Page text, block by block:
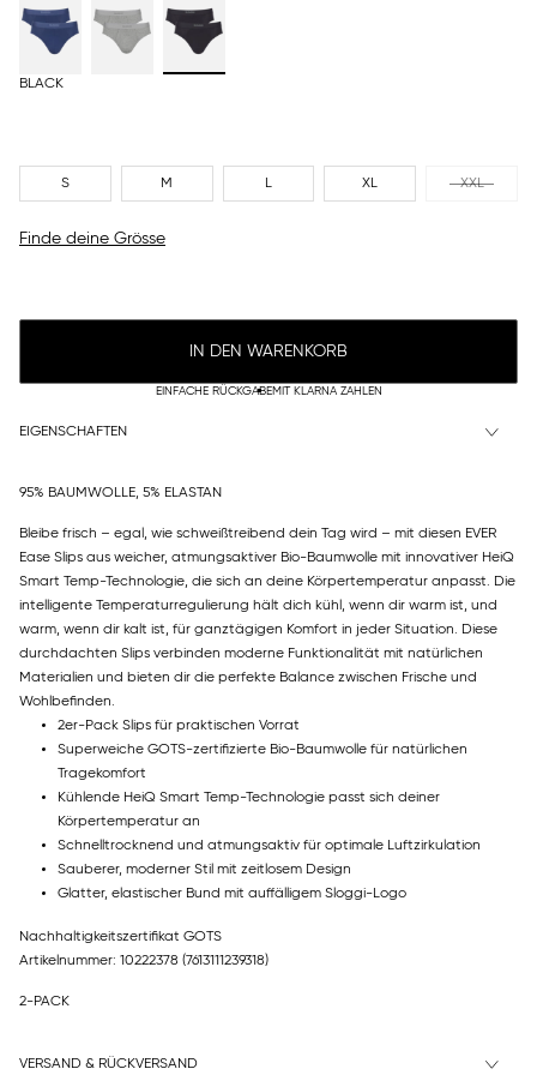
BLACK
S M L XL XXL
Finde deine Grösse
IN DEN WARENKORB
EINFACHE RÜCKGABEMIT KLARNA ZAHLEN
EIGENSCHAFTEN
95% BAUMWOLLE, 5% ELASTAN
Bleibe frisch – egal, wie schweißtreibend dein Tag wird – mit diesen EVER
Ease Slips aus weicher, atmungsaktiver Bio-Baumwolle mit innovativer HeiQ
Smart Temp-Technologie, die sich an deine Körpertemperatur anpasst. Die
intelligente Temperaturregulierung hält dich kühl, wenn dir warm ist, und
warm, wenn dir kalt ist, für ganztägigen Komfort in jeder Situation. Diese
durchdachten Slips verbinden moderne Funktionalität mit natürlichen
Materialien und bieten dir die perfekte Balance zwischen Frische und
Wohlbefinden.
2er-Pack Slips für praktischen Vorrat
Superweiche GOTS-zertifizierte Bio-Baumwolle für natürlichen
Tragekomfort
Kühlende HeiQ Smart Temp-Technologie passt sich deiner
Körpertemperatur an
Schnelltrocknend und atmungsaktiv für optimale Luftzirkulation
Sauberer, moderner Stil mit zeitlosem Design
Glatter, elastischer Bund mit auffälligem Sloggi-Logo
Nachhaltigkeitszertifikat GOTS
Artikelnummer: 10222378 (7613111239318)
2-PACK
VERSAND & RÜCKVERSAND